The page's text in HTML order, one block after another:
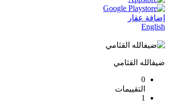
إضافة عقار
English
ضيفالله القثامي
0
التقييمات
1